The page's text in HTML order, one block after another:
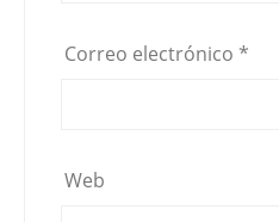
Correo electrónico *
Web